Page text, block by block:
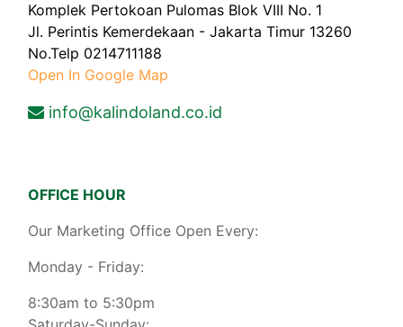
Komplek Pertokoan Pulomas Blok VIII No. 1
Jl. Perintis Kemerdekaan - Jakarta Timur 13260
No.Telp 0214711188
Open In Google Map
info@kalindoland.co.id
OFFICE HOUR
Our Marketing Office Open Every:
Monday - Friday:
8:30am to 5:30pm